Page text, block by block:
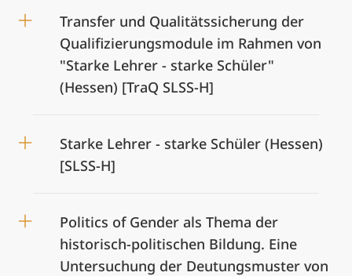
Transfer und Qualitätssicherung der
Qualifizierungsmodule im Rahmen von
"Starke Lehrer - starke Schüler"
(Hessen) [TraQ SLSS-H]
Starke Lehrer - starke Schüler (Hessen)
[SLSS-H]
Politics of Gender als Thema der
historisch-politischen Bildung. Eine
Untersuchung der Deutungsmuster von